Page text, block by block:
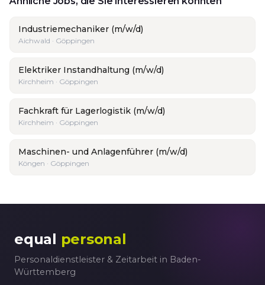
Industriemechaniker (m/w/d)
Aichwald · Göppingen
Elektriker Instandhaltung (m/w/d)
Kirchheim · Göppingen
Fachkraft für Lagerlogistik (m/w/d)
Kirchheim · Göppingen
Maschinen- und Anlagenführer (m/w/d)
Köngen · Göppingen
equal personal
Personaldienstleister & Zeitarbeit in Baden-
Württemberg